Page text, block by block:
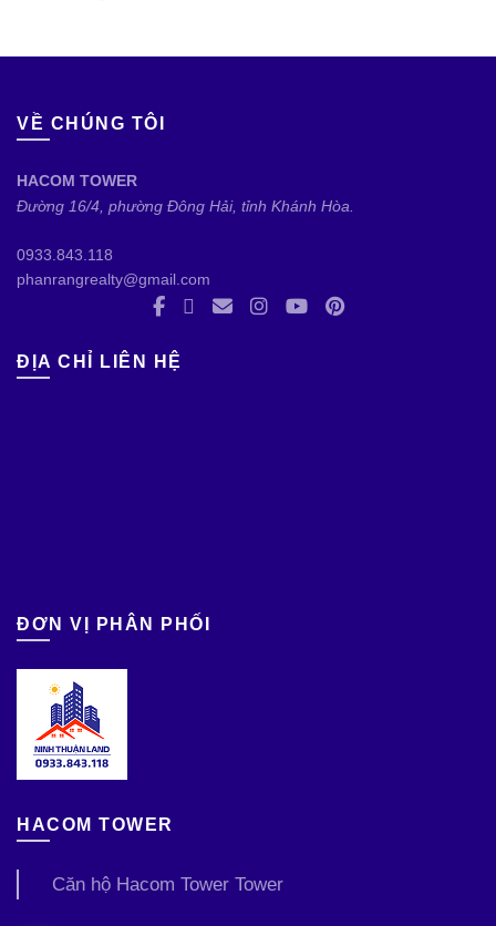
VỀ CHÚNG TÔI
HACOM TOWER
Đường 16/4, phường Đông Hải, tỉnh Khánh Hòa.
0933.843.118
phanrangrealty@gmail.com
ĐỊA CHỈ LIÊN HỆ
ĐƠN VỊ PHÂN PHỐI
HACOM TOWER
Căn hộ Hacom Tower Tower